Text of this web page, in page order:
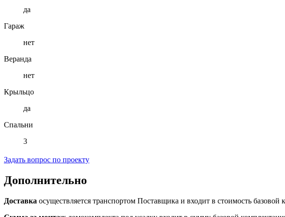
да
Гараж
нет
Веранда
нет
Крыльцо
да
Спальни
3
Задать вопрос по проекту
Дополнительно
Доставка осуществляется транспортом Поставщика и входит в стоимость базовой